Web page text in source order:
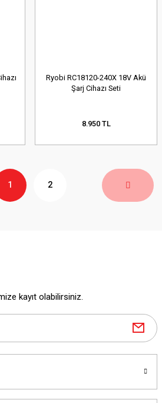
Ryobi RC18120-240X 18V Akü
Şarj Cihazı Seti
8.950 TL
1 2
kayıt olabilirsiniz.